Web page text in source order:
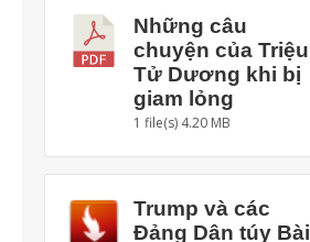
Những câu
chuyện của Triệu
Tử Dương khi bị
giam lỏng
1 file(s) 4.20 MB
Trump và các
Đảng Dân túy Bài